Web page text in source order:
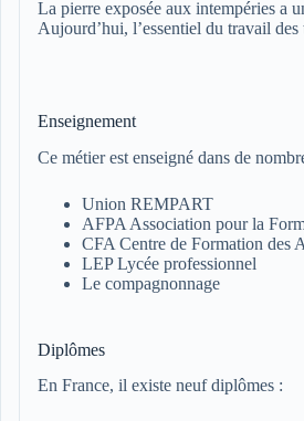
La pierre exposée aux intempéries a
Aujourd’hui, l’essentiel du travail
Enseignement
Ce métier est enseigné dans de
Union REMPART
AFPA Association pour la
CFA Centre de Formation des
LEP Lycée professionnel
Le compagnonnage
Diplômes
En France, il existe neuf diplômes :